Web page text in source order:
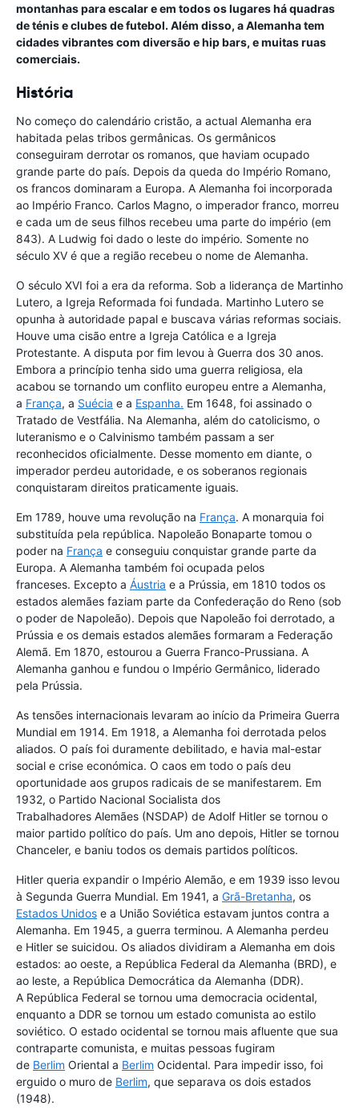
montanhas para escalar e em todos os lugares há quadras
de ténis e clubes de futebol. Além disso, a Alemanha tem
cidades vibrantes com diversão e hip bars, e muitas ruas
comerciais.
História
No começo do calendário cristão, a actual Alemanha era
habitada pelas tribos germânicas. Os germânicos
conseguiram derrotar os romanos, que haviam ocupado
grande parte do país. Depois da queda do Império Romano,
os francos dominaram a Europa. A Alemanha foi incorporada
ao Império Franco. Carlos Magno, o imperador franco, morreu
e cada um de seus filhos recebeu uma parte do império (em
843). A Ludwig foi dado o leste do império. Somente no
século XV é que a região recebeu o nome de Alemanha.
O século XVI foi a era da reforma. Sob a liderança de Martinho
Lutero, a Igreja Reformada foi fundada. Martinho Lutero se
opunha à autoridade papal e buscava várias reformas sociais.
Houve uma cisão entre a Igreja Católica e a Igreja
Protestante. A disputa por fim levou à Guerra dos 30 anos.
Embora a princípio tenha sido uma guerra religiosa, ela
acabou se tornando um conflito europeu entre a Alemanha,
a França, a Suécia e a Espanha. Em 1648, foi assinado o
Tratado de Vestfália. Na Alemanha, além do catolicismo, o
luteranismo e o Calvinismo também passam a ser
reconhecidos oficialmente. Desse momento em diante, o
imperador perdeu autoridade, e os soberanos regionais
conquistaram direitos praticamente iguais.
Em 1789, houve uma revolução na França. A monarquia foi
substituída pela república. Napoleão Bonaparte tomou o
poder na França e conseguiu conquistar grande parte da
Europa. A Alemanha também foi ocupada pelos
franceses. Excepto a Áustria e a Prússia, em 1810 todos os
estados alemães faziam parte da Confederação do Reno (sob
o poder de Napoleão). Depois que Napoleão foi derrotado, a
Prússia e os demais estados alemães formaram a Federação
Alemã. Em 1870, estourou a Guerra Franco-Prussiana. A
Alemanha ganhou e fundou o Império Germânico, liderado
pela Prússia.
As tensões internacionais levaram ao início da Primeira Guerra
Mundial em 1914. Em 1918, a Alemanha foi derrotada pelos
aliados. O país foi duramente debilitado, e havia mal-estar
social e crise económica. O caos em todo o país deu
oportunidade aos grupos radicais de se manifestarem. Em
1932, o Partido Nacional Socialista dos
Trabalhadores Alemães (NSDAP) de Adolf Hitler se tornou o
maior partido político do país. Um ano depois, Hitler se tornou
Chanceler, e baniu todos os demais partidos políticos.
Hitler queria expandir o Império Alemão, e em 1939 isso levou
à Segunda Guerra Mundial. Em 1941, a Grã-Bretanha, os
Estados Unidos e a União Soviética estavam juntos contra a
Alemanha. Em 1945, a guerra terminou. A Alemanha perdeu
e Hitler se suicidou. Os aliados dividiram a Alemanha em dois
estados: ao oeste, a República Federal da Alemanha (BRD), e
ao leste, a República Democrática da Alemanha (DDR).
A República Federal se tornou uma democracia ocidental,
enquanto a DDR se tornou um estado comunista ao estilo
soviético. O estado ocidental se tornou mais afluente que sua
contraparte comunista, e muitas pessoas fugiram
de Berlim Oriental a Berlim Ocidental. Para impedir isso, foi
erguido o muro de Berlim, que separava os dois estados
(1948).